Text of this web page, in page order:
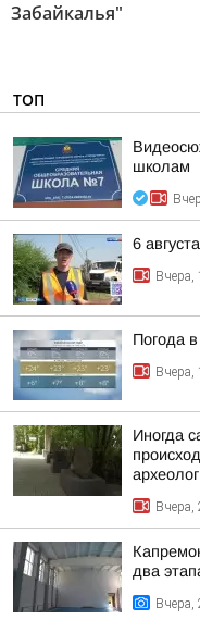
Забайкалья"
ТОП
школам
6
Вчера,
Погода
Вчера,
Иногда
Вчера,
два
Вчера,